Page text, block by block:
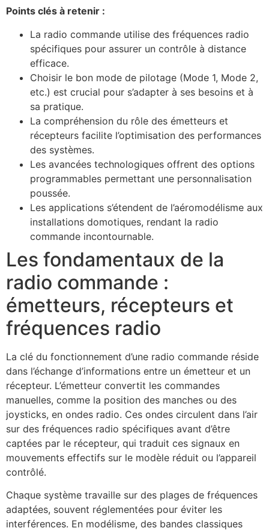
Points clés à retenir :
La radio commande utilise des fréquences radio
spécifiques pour assurer un contrôle à distance
efficace.
Choisir le bon mode de pilotage (Mode 1, Mode 2,
etc.) est crucial pour s’adapter à ses besoins et à
sa pratique.
La compréhension du rôle des émetteurs et
récepteurs facilite l’optimisation des performances
des systèmes.
Les avancées technologiques offrent des options
programmables permettant une personnalisation
poussée.
Les applications s’étendent de l’aéromodélisme aux
installations domotiques, rendant la radio
commande incontournable.
Les fondamentaux de la
radio commande :
émetteurs, récepteurs et
fréquences radio
La clé du fonctionnement d’une radio commande réside
dans l’échange d’informations entre un émetteur et un
récepteur. L’émetteur convertit les commandes
manuelles, comme la position des manches ou des
joysticks, en ondes radio. Ces ondes circulent dans l’air
sur des fréquences radio spécifiques avant d’être
captées par le récepteur, qui traduit ces signaux en
mouvements effectifs sur le modèle réduit ou l’appareil
contrôlé.
Chaque système travaille sur des plages de fréquences
adaptées, souvent réglementées pour éviter les
interférences. En modélisme, des bandes classiques